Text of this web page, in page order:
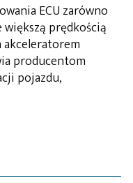
ECU zarówno
prędkością
akceleratorem
producentom
pojazdu,